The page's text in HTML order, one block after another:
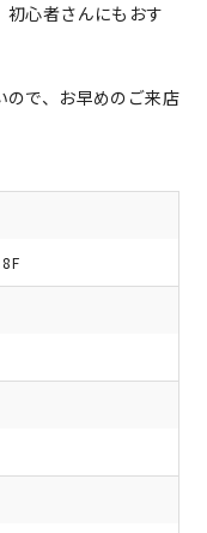
心者さんにもおす
ので、お早めのご来店